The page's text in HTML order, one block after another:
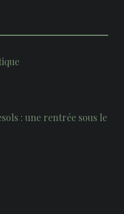
: une rentrée sous le